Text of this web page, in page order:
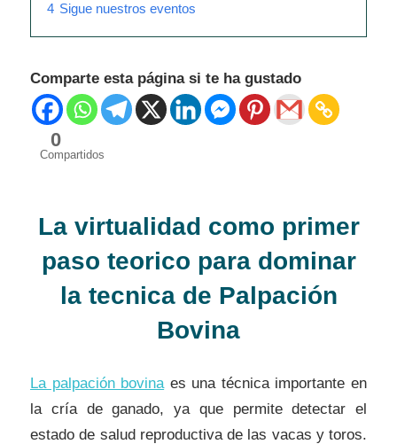
4 Sigue nuestros eventos
Comparte esta página si te ha gustado
0
Compartidos
La virtualidad como primer
paso teorico para dominar
la tecnica de Palpación
Bovina
La palpación bovina es una técnica importante en
la cría de ganado, ya que permite detectar el
estado de salud reproductiva de las vacas y toros.